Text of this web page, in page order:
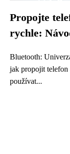
Propojte
rychle:
Bluetooth:
jak propojit telefon
používat...